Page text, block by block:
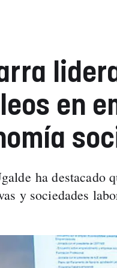
en
ha destacado
y sociedades